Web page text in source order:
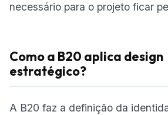
necessário para o projeto ficar
Como a B20 aplica design
estratégico?
A B20 faz a definição da